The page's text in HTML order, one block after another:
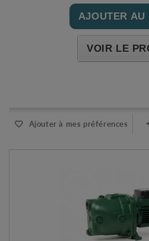
AJOUTER AU
VOIR LE
Ajouter à mes préférences